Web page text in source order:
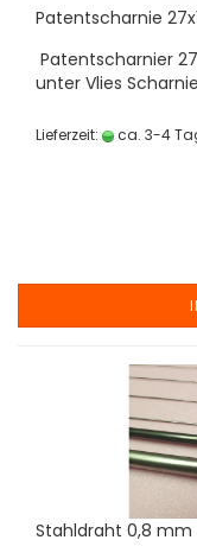
Patentscharnie
Patentscharnier
unter Vlies
Lieferzeit: ca. 3-4
Stahldraht 0,8 mm